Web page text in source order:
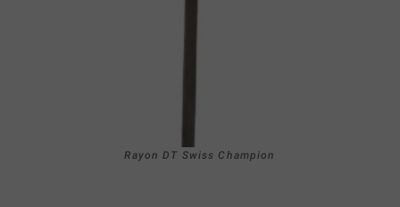
Rayon DT Swiss Champion